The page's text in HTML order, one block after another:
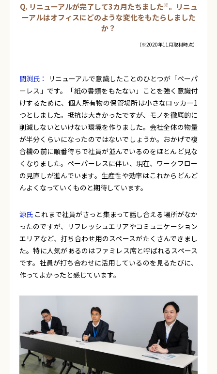
Q. リニューアルが完了して3カ月たちました※。リニュ
ーアルはオフィスにどのような変化をもたらしました
か？
（※2020年11月取材時点）
間渕氏：
リニューアルで意識したことのひとつが「ペーパ
ーレス」です。「紙の書類をもたない」ことを強く意識付
けするために、個人所有物の保管場所は小さなロッカー1
つとしました。抵抗は大きかったですが、モノを徹底的に
削減しないといけない環境を作りました。会社全体の物量
が半分くらいになったのではないでしょうか。おかげで複
合機の前に順番待ちで社員が並んでいるのをほとんど見な
くなりました。ペーパーレスに伴い、現在、ワークフロー
の見直しが進んでいます。生産性や効率はこれからどんど
んよくなっていくものと期待しています。
源氏 これまで社員がさっと集まって話し合える場所がなか
ったのですが、リフレッシュエリアやコミュニケーション
エリアなど、打ち合わせ用のスペースがたくさんできまし
た。特に人気があるのはファミレス席と呼ばれるスペース
です。社員が打ち合わせに活用しているのを見るたびに、
作ってよかったと感じています。